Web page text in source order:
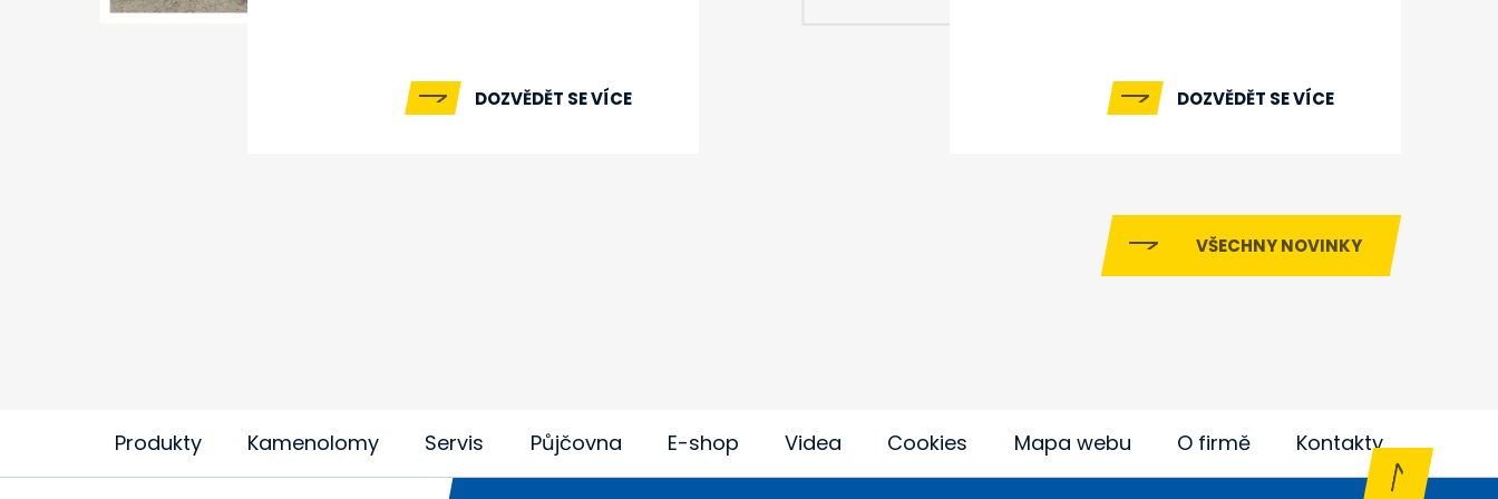
DOZVĚDĚT SE VÍCE DOZVĚDĚT SE VÍCE
VŠECHNY NOVINKY
Produkty Kamenolomy Servis Půjčovna E-shop Videa Cookies Mapa webu O firmě Kontakty